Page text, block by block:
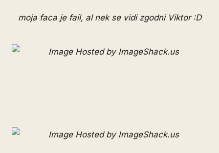
moja faca je fail, al nek se vidi zgodni Viktor :D